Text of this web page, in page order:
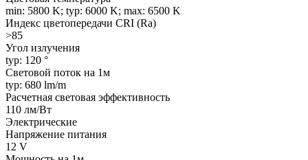
min: 5800 K; typ: 6000 K; max: 6500 K
Индекс цветопередачи CRI (Ra)
>85
Угол излучения
typ: 120 °
Световой поток на 1м
typ: 680 lm/m
Расчетная световая эффективность
110 лм/Вт
Электрические
Напряжение питания
12 V